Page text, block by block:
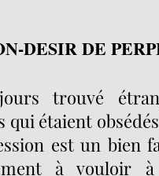
DESIR DE
trouvé
qui étaient
est un
à vouloir